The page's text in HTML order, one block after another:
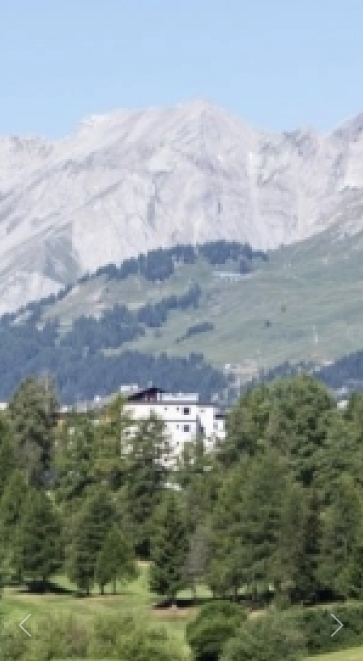
Previous Next